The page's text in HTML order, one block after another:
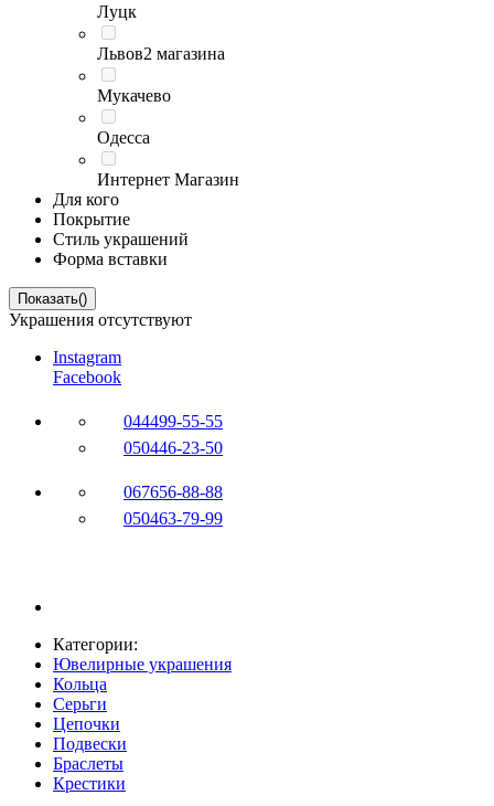
Луцк
Львов2 магазина
Мукачево
Одесса
Интернет Магазин
Для кого
Покрытие
Стиль украшений
Форма вставки
Показать()
Украшения отсутствуют
Instagram
Facebook
044499-55-55
050446-23-50
067656-88-88
050463-79-99
Категории:
Ювелирные украшения
Кольца
Серьги
Цепочки
Подвески
Браслеты
Крестики